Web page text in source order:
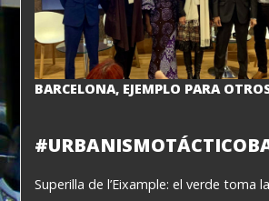
BARCELONA, EJEMPLO PARA
Superilla de l’Eixample: el verde toma